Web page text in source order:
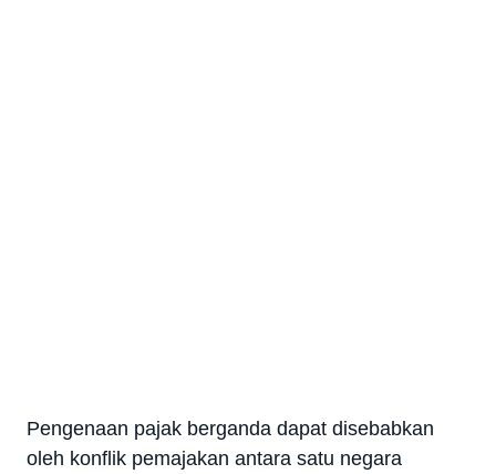
Pengenaan pajak berganda dapat disebabkan
oleh konflik pemajakan antara satu negara